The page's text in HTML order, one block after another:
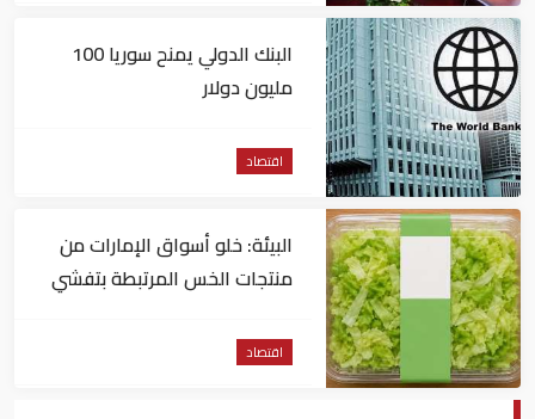
البنك الدولي يمنح سوريا 100
مليون دولار
اقتصاد
البيئة: خلو أسواق الإمارات من
منتجات الخس المرتبطة بتفشي
اقتصاد